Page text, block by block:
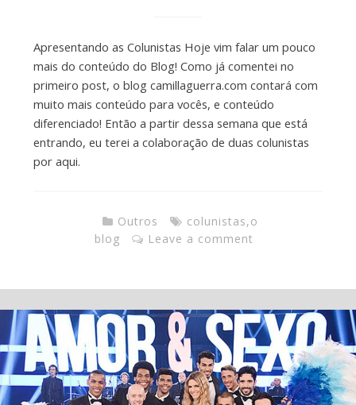
Apresentando as Colunistas Hoje vim falar um pouco
mais do conteúdo do Blog! Como já comentei no
primeiro post, o blog camillaguerra.com contará com
muito mais conteúdo para vocês, e conteúdo
diferenciado! Então a partir dessa semana que está
entrando, eu terei a colaboração de duas colunistas
por aqui.
Outros colunistas,o
blog
Leave a comment